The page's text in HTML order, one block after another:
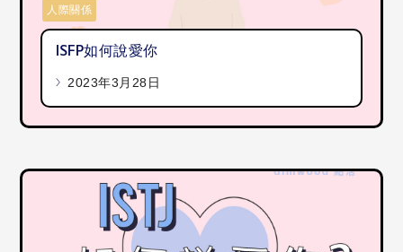
ISFP如何說愛你
2023年3月28日
人際關係